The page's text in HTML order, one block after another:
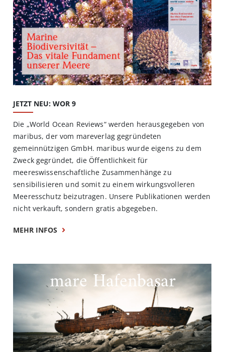
JETZT NEU: WOR 9
Die „World Ocean Reviews“ werden herausgegeben von
maribus, der vom mareverlag gegründeten
gemeinnützigen GmbH. maribus wurde eigens zu dem
Zweck gegründet, die Öffentlichkeit für
meereswissenschaftliche Zusammenhänge zu
sensibilisieren und somit zu einem wirkungsvolleren
Meeresschutz beizutragen. Unsere Publikationen werden
nicht verkauft, sondern gratis abgegeben.
MEHR INFOS
mare Hafenbasar